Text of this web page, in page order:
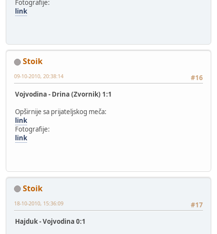
Fotografije:
link
Stoik
#16
09-10-2010, 20:38:14
Vojvodina - Drina (Zvornik) 1:1
Opširnije sa prijateljskog meča:
link
Fotografije:
link
Stoik
#17
18-10-2010, 15:36:09
Hajduk - Vojvodina 0:1